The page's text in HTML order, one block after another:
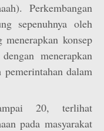
Perkembangan
sepenuhnya oleh
konsep
menerapkan
dalam
20, terlihat
pada masyarakat